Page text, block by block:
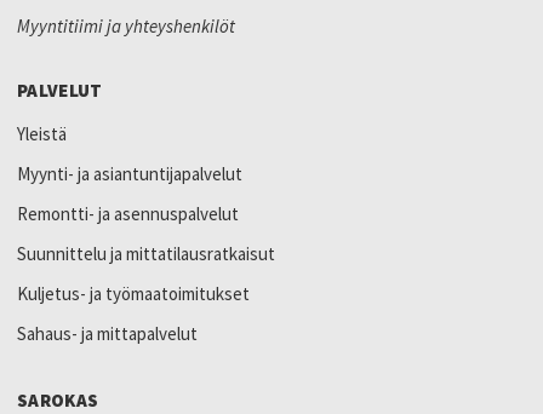
Myyntitiimi ja yhteyshenkilöt
PALVELUT
Yleistä
Myynti- ja asiantuntijapalvelut
Remontti- ja asennuspalvelut
Suunnittelu ja mittatilausratkaisut
Kuljetus- ja työmaatoimitukset
Sahaus- ja mittapalvelut
SAROKAS